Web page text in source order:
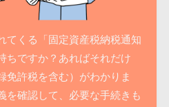
てくる「固定資産税納税通知
ちですか？あればそれだけ
免許税を含む）がわかりま
を確認して、必要な手続きも